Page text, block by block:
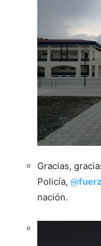
Gracias,
Policía, @
nación.